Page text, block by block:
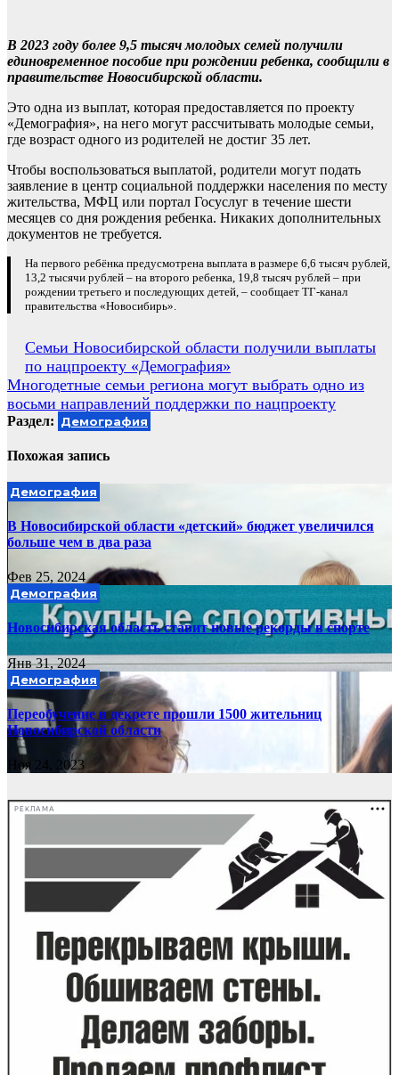
В 2023 году более 9,5 тысяч молодых семей получили
единовременное пособие при рождении ребенка, сообщили в
правительстве Новосибирской области.
Это одна из выплат, которая предоставляется по проекту
«Демография», на него могут рассчитывать молодые семьи,
где возраст одного из родителей не достиг 35 лет.
Чтобы воспользоваться выплатой, родители могут подать
заявление в центр социальной поддержки населения по месту
жительства, МФЦ или портал Госуслуг в течение шести
месяцев со дня рождения ребенка. Никаких дополнительных
документов не требуется.
На первого ребёнка предусмотрена выплата в размере 6,6 тысяч рублей,
13,2 тысячи рублей – на второго ребенка, 19,8 тысяч рублей – при
рождении третьего и последующих детей, – сообщает ТГ-канал
правительства «Новосибирь».
Навигация
по
записям
Семьи Новосибирской области получили выплаты
по нацпроекту «Демография»
Многодетные семьи региона могут выбрать одно из
восьми направлений поддержки по нацпроекту
Раздел: Демография
Похожая запись
Демография
В Новосибирской области «детский» бюджет увеличился
больше чем в два раза
Фев 25, 2024
Демография
Новосибирская область ставит новые рекорды в спорте
Янв 31, 2024
Демография
Переобучение в декрете прошли 1500 жительниц
Новосибирской области
Ноя 24, 2023
РЕКЛАМА